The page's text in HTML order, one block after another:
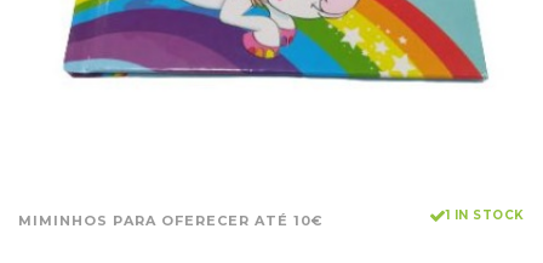
MIMINHOS PARA OFERECER ATÉ 10€ 1 IN STOCK